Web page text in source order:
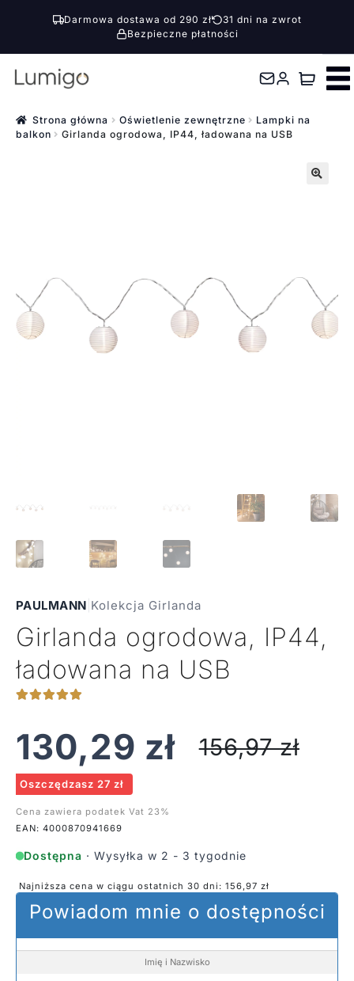
Darmowa dostawa od 290 zł
31 dni na zwrot
Bezpieczne płatności
Przejdź
nawigacji
Przejdź
treści Strona główna Oświetlenie zewnętrzne
Lampki na
balkon
Girlanda ogrodowa, IP44, ładowana na USB
PAULMANN Kolekcja Girlanda
Girlanda ogrodowa, IP44,
ładowana na USB
130,29 zł 156,97zł
Oszczędzasz 27 zł
Cena zawiera podatek Vat 23%
EAN: 4000870941669
Dostępna · Wysyłka w 2 - 3 tygodnie
Najniższa cena w ciągu ostatnich 30 dni: 156,97 zł
Powiadom mnie o dostępności